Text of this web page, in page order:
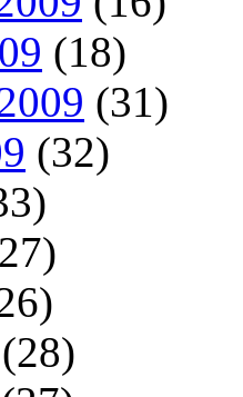
(18)
(31)
(32)
(28)